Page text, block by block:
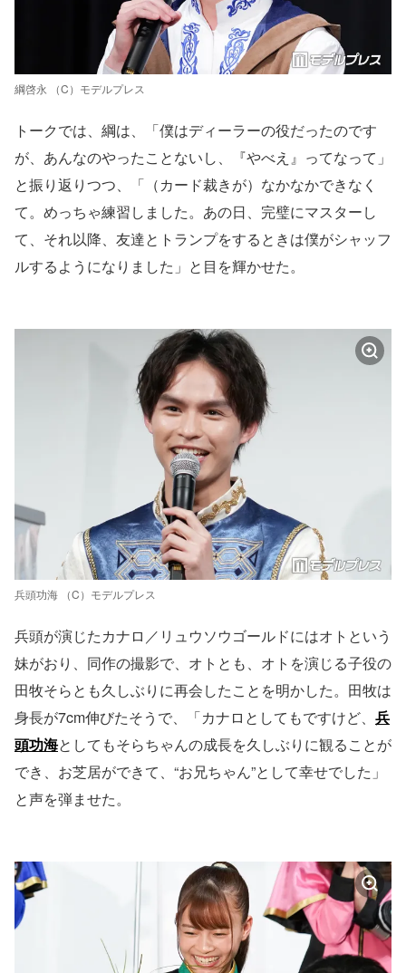
綱啓永 （C）モデルプレス
トークでは、綱は、「僕はディーラーの役だったのです
が、あんなのやったことないし、『やべえ』ってなって」
と振り返りつつ、「（カード裁きが）なかなかできなく
て。めっちゃ練習しました。あの日、完璧にマスターし
て、それ以降、友達とトランプをするときは僕がシャッフ
ルするようになりました」と目を輝かせた。
兵頭功海 （C）モデルプレス
兵頭が演じたカナロ／リュウソウゴールドにはオトという
妹がおり、同作の撮影で、オトとも、オトを演じる子役の
田牧そらとも久しぶりに再会したことを明かした。田牧は
身長が7cm伸びたそうで、「カナロとしてもですけど、 兵
頭功海としてもそらちゃんの成長を久しぶりに観ることが
でき、お芝居ができて、“お兄ちゃん”として幸せでした」
と声を弾ませた。